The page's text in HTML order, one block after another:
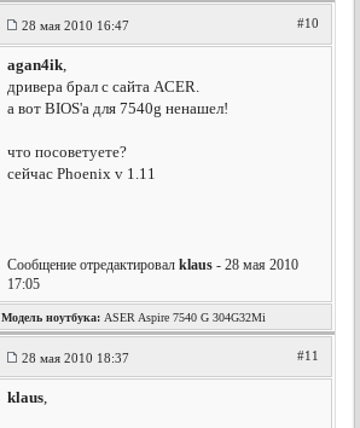
28 мая 2010 16:47 #10
agan4ik,
дривера брал с сайта ACER.
а вот BIOS'а для 7540g ненашел!
что посоветуете?
сейчас Phoenix v 1.11
Сообщение отредактировалklaus - 28 мая 2010
17:05
Модель ноутбука: ASER Aspire 7540 G 304G32Mi
28 мая 2010 18:37 #11
klaus,